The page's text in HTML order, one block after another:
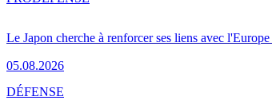
Le Japon cherche à renforcer ses liens avec
05.08.2026
DÉFENSE